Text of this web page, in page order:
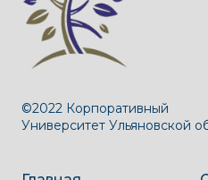
©2022 Корпоративный
Университет Ульяновской